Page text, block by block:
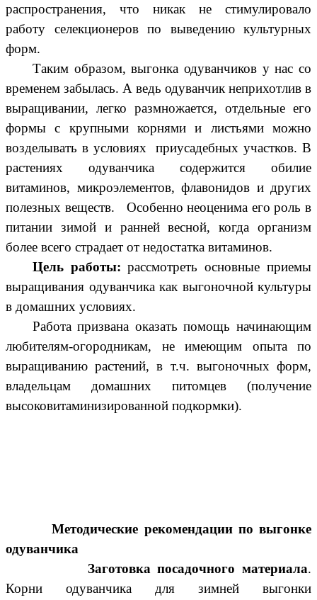
распространения, что никак не стимулировало
работу селекционеров по выведению культурных
форм.
Таким образом, выгонка одуванчиков у нас со
временем забылась. А ведь одуванчик неприхотлив в
выращивании, легко размножается, отдельные его
формы с крупными корнями и листьями можно
возделывать в условиях приусадебных участков. В
растениях одуванчика содержится обилие
витаминов, микроэлементов, флавонидов и других
полезных веществ. Особенно неоценима его роль в
питании зимой и ранней весной, когда организм
более всего страдает от недостатка витаминов.
Цель работы: рассмотреть основные приемы
выращивания одуванчика как выгоночной культуры
в домашних условиях.
Работа призвана оказать помощь начинающим
любителям-огородникам, не имеющим опыта по
выращиванию растений, в т.ч. выгоночных форм,
владельцам домашних питомцев (получение
высоковитаминизированной подкормки).
Методические рекомендации по выгонке
одуванчика
Заготовка посадочного материала.
Корни одуванчика для зимней выгонки